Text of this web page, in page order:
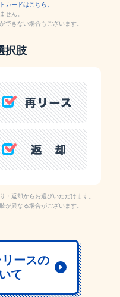
カードはこちら。
せん。
できない場合もございます。
択肢
・返却からお選びいただけます。
が異なる場合がございます。
ースの
て